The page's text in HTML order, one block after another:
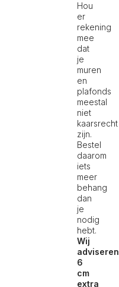
Hou
er
rekening
mee
dat
je
muren
en
plafonds
meestal
niet
kaarsrecht
zijn.
Bestel
daarom
iets
meer
behang
dan
je
nodig
hebt.
Wij
adviseren
6
cm
extra